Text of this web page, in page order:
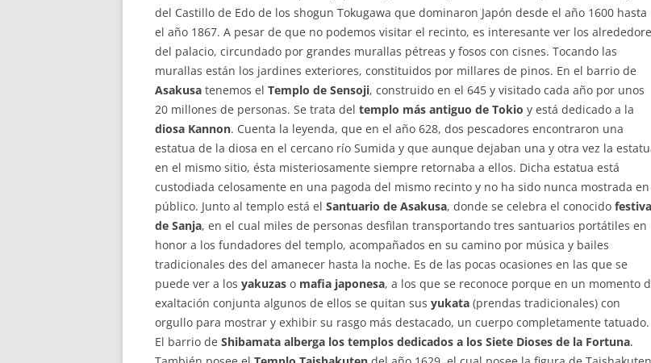
del Castillo de Edo de los shogun Tokugawa que dominaron Japón desde el año 1600 hasta
el año 1867. A pesar de que no podemos visitar el recinto, es interesante ver los
del palacio, circundado por grandes murallas pétreas y fosos con cisnes. Tocando las
murallas están los jardines exteriores, constituidos por millares de pinos. En el barrio de
Asakusa tenemos el Templo de Sensoji, construido en el 645 y visitado cada año por unos
20 millones de personas. Se trata del templo más antiguo de Tokio y está dedicado a la
diosa Kannon. Cuenta la leyenda, que en el año 628, dos pescadores encontraron una
estatua de la diosa en el cercano río Sumida y que aunque dejaban una y otra vez la
en el mismo sitio, ésta misteriosamente siempre retornaba a ellos. Dicha estatua está
custodiada celosamente en una pagoda del mismo recinto y no ha sido nunca mostrada en
público. Junto al templo está el Santuario de Asakusa, donde se celebra el conocido
de Sanja, en el cual miles de personas desfilan transportando tres santuarios portátiles en
honor a los fundadores del templo, acompañados en su camino por música y bailes
tradicionales des del amanecer hasta la noche. Es de las pocas ocasiones en las que se
puede ver a los yakuzas o mafia japonesa, a los que se reconoce porque en un momento
exaltación conjunta algunos de ellos se quitan sus yukata (prendas tradicionales) con
orgullo para mostrar y exhibir su rasgo más destacado, un cuerpo completamente tatuado.
El barrio de Shibamata alberga los templos dedicados a los Siete Dioses de la Fortuna.